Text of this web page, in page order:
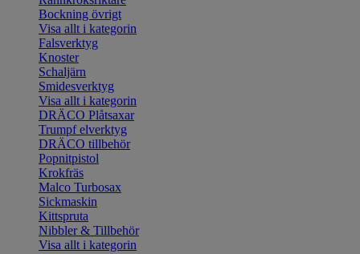
Bockning övrigt
Visa allt i kategorin
Falsverktyg
Knoster
Schaljärn
Smidesverktyg
Visa allt i kategorin
DRÄCO Plåtsaxar
Trumpf elverktyg
DRÄCO tillbehör
Popnitpistol
Krokfräs
Malco Turbosax
Sickmaskin
Kittspruta
Nibbler & Tillbehör
Visa allt i kategorin